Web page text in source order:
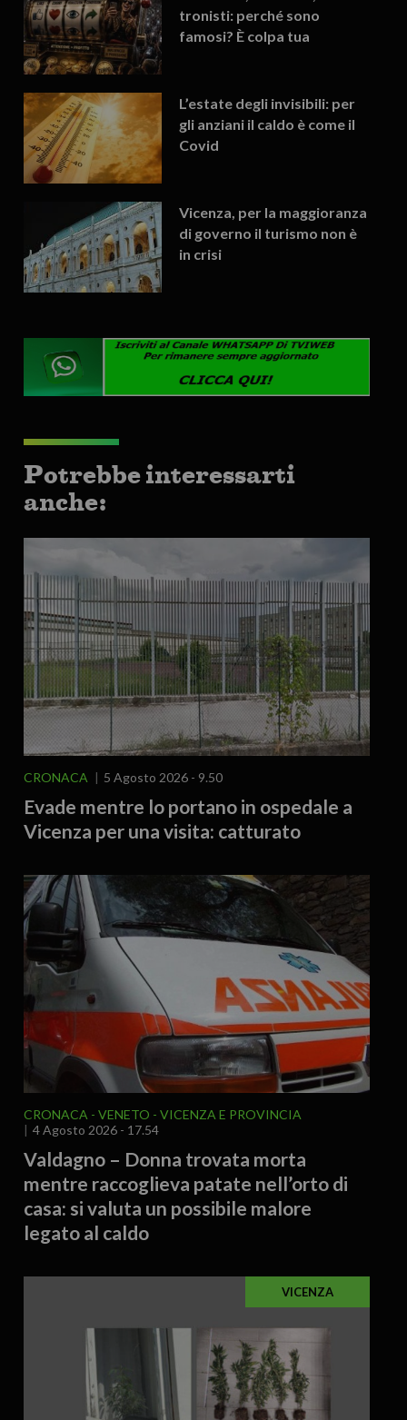
tronisti: perché sono
famosi? È colpa tua
L’estate degli invisibili: per
gli anziani il caldo è come il
Covid
Vicenza, per la maggioranza
di governo il turismo non è
in crisi
Potrebbe interessarti
anche:
CRONACA 5 Agosto 2026 - 9.50
Evade mentre lo portano in ospedale a
Vicenza per una visita: catturato
CRONACA VENETO
VICENZA E PROVINCIA
4 Agosto 2026 - 17.54
Valdagno – Donna trovata morta
mentre raccoglieva patate nell’orto di
casa: si valuta un possibile malore
legato al caldo
VICENZA